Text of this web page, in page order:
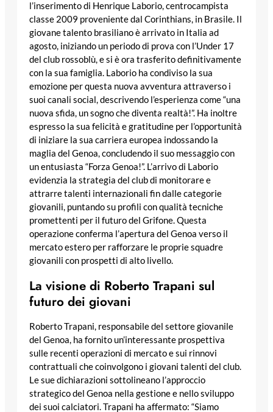
l’inserimento di Henrique Laborio, centrocampista
classe 2009 proveniente dal Corinthians, in Brasile. Il
giovane talento brasiliano è arrivato in Italia ad
agosto, iniziando un periodo di prova con l’Under 17
del club rossoblù, e si è ora trasferito definitivamente
con la sua famiglia. Laborio ha condiviso la sua
emozione per questa nuova avventura attraverso i
suoi canali social, descrivendo l’esperienza come “una
nuova sfida, un sogno che diventa realtà!”. Ha inoltre
espresso la sua felicità e gratitudine per l’opportunità
di iniziare la sua carriera europea indossando la
maglia del Genoa, concludendo il suo messaggio con
un entusiasta “Forza Genoa!”. L’arrivo di Laborio
evidenzia la strategia del club di monitorare e
attrarre talenti internazionali fin dalle categorie
giovanili, puntando su profili con qualità tecniche
promettenti per il futuro del Grifone. Questa
operazione conferma l’apertura del Genoa verso il
mercato estero per rafforzare le proprie squadre
giovanili con prospetti di alto livello.
La visione di Roberto Trapani sul
futuro dei giovani
Roberto Trapani, responsabile del settore giovanile
del Genoa, ha fornito un’interessante prospettiva
sulle recenti operazioni di mercato e sui rinnovi
contrattuali che coinvolgono i giovani talenti del club.
Le sue dichiarazioni sottolineano l’approccio
strategico del Genoa nella gestione e nello sviluppo
dei suoi calciatori. Trapani ha affermato: “Siamo